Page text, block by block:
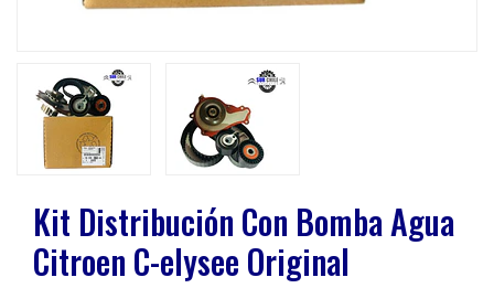
Kit Distribución Con Bomba Agua
Citroen C-elysee Original